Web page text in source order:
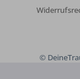
©